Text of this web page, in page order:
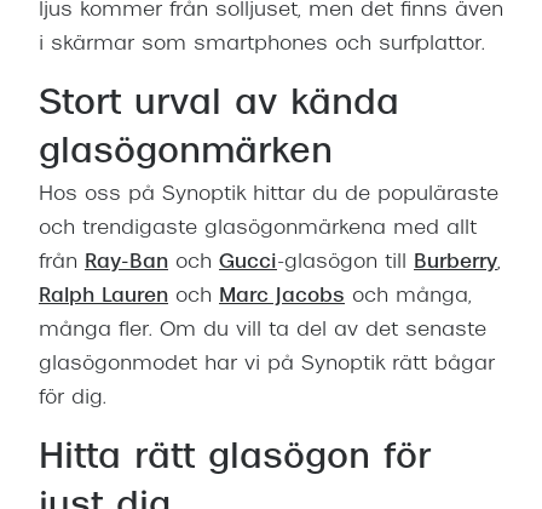
ljus kommer från solljuset, men det finns även
i skärmar som smartphones och surfplattor.
Stort urval av kända
glasögonmärken
Hos oss på Synoptik hittar du de populäraste
och trendigaste glasögonmärkena med allt
från Ray-Ban och Gucci-glasögon till Burberry,
Ralph Lauren och Marc Jacobs och många,
många fler. Om du vill ta del av det senaste
glasögonmodet har vi på Synoptik rätt bågar
för dig.
Hitta rätt glasögon för